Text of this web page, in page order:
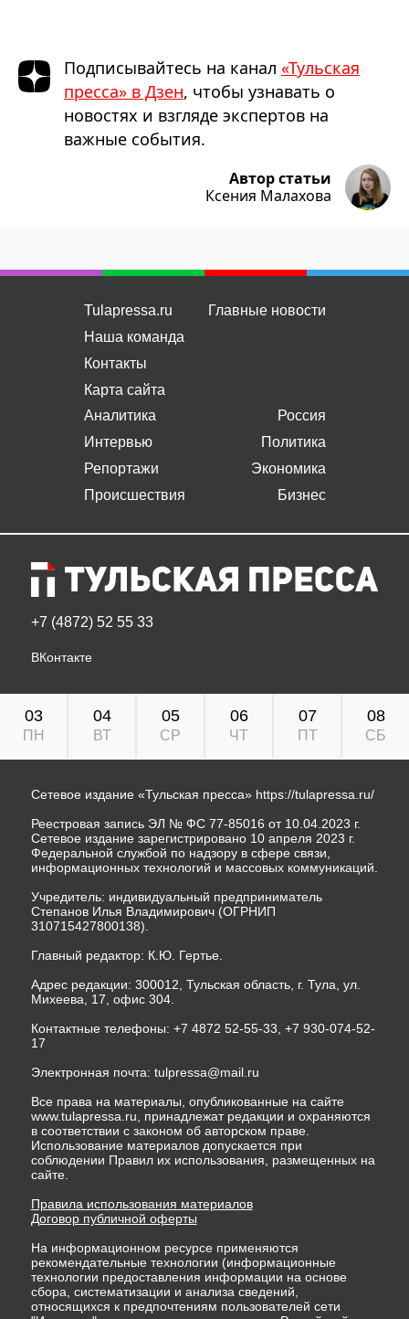
Подписывайтесь на канал «Тульская
пресса» в Дзен, чтобы узнавать о
новостях и взгляде экспертов на
важные события.
Автор статьи
Ксения Малахова
Tulapressa.ru
Наша команда
Контакты
Карта сайта
Главные новости
Аналитика
Интервью
Репортажи
Происшествия
Россия
Политика
Экономика
Бизнес
+7 (4872) 52 55 33
ВКонтакте
03
ПН
04
ВТ
05
СР
06
ЧТ
07
ПТ
08
СБ
Сетевое издание «Тульская пресса» https://tulapressa.ru/
Реестровая запись ЭЛ № ФС 77-85016 от 10.04.2023 г.
Сетевое издание зарегистрировано 10 апреля 2023 г.
Федеральной службой по надзору в сфере связи,
информационных технологий и массовых коммуникаций.
Учредитель: индивидуальный предприниматель
Степанов Илья Владимирович (ОГРНИП
310715427800138).
Главный редактор: К.Ю. Гертье.
Адрес редакции: 300012, Тульская область, г. Тула, ул.
Михеева, 17, офис 304.
Контактные телефоны: +7 4872 52-55-33, +7 930-074-52-
17
Электронная почта: tulpressa@mail.ru
Все права на материалы, опубликованные на сайте
www.tulapressa.ru, принадлежат редакции и охраняются
в соответствии с законом об авторском праве.
Использование материалов допускается при
соблюдении Правил их использования, размещенных на
сайте.
Правила использования материалов
Договор публичной оферты
На информационном ресурсе применяются
рекомендательные технологии (информационные
технологии предоставления информации на основе
сбора, систематизации и анализа сведений,
относящихся к предпочтениям пользователей сети